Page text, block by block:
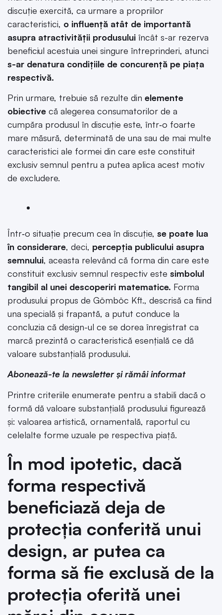
discuție exercită, ca urmare a propriilor
caracteristici, o influență atât de importantă
asupra atractivității produsului încât s-ar rezerva
beneficiul acestuia unei singure întreprinderi, atunci
s-ar denatura condițiile de concurență pe piața
respectivă.
Prin urmare, trebuie să rezulte din elemente
obiective că alegerea consumatorilor de a
cumpăra produsul în discuție este, într‑o foarte
mare măsură, determinată de una sau de mai multe
caracteristici ale formei din care este constituit
exclusiv semnul pentru a putea aplica acest motiv
de excludere.
Într‑o situație precum cea în discuție, se poate lua
în considerare, deci, percepția publicului asupra
semnului, aceasta relevând că forma din care este
constituit exclusiv semnul respectiv este simbolul
tangibil al unei descoperiri matematice. Forma
produsului propus de Gömböc Kft., descrisă ca fiind
una specială și frapantă, a putut conduce la
concluzia că design-ul ce se dorea înregistrat ca
marcă prezintă o caracteristică esențială ce dă
valoare substanțială produsului.
Abonează-te la newsletter și rămâi informat
Printre criteriile enumerate pentru a stabili dacă o
formă dă valoare substanțială produsului figurează
și: valoarea artistică, ornamentală, raportul cu
celelalte forme uzuale pe respectiva piață.
În mod ipotetic, dacă
forma respectivă
beneficiază deja de
protecția conferită unui
design, ar putea ca
forma să fie exclusă de la
protecția oferită unei